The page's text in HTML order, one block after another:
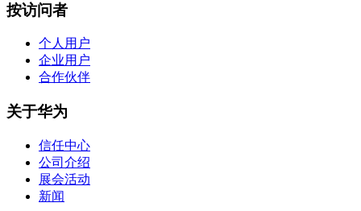
按访问者
个人用户
企业用户
合作伙伴
关于华为
信任中心
公司介绍
展会活动
新闻